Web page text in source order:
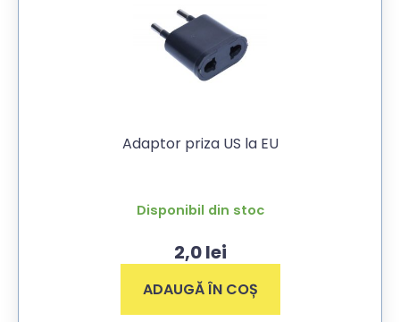
Adaptor priza US la EU
Disponibil din stoc
2,0lei
ADAUGĂ ÎN COȘ